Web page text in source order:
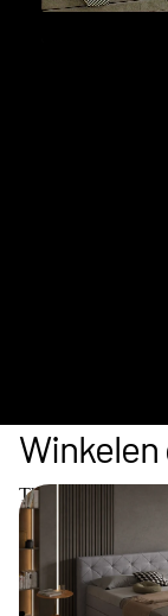
The Key Collection